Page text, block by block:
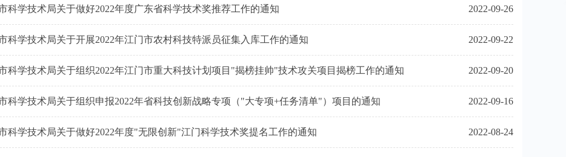
科学技术局关于做好2022年度广东省科学技术奖推荐工作的通知 2022-09-26
科学技术局关于开展2022年江门市农村科技特派员征集入库工作的通知 2022-09-22
科学技术局关于组织2022年江门市重大科技计划项目"揭榜挂帅"技术攻关项目揭榜工作的通知 2022-09-20
科学技术局关于组织申报2022年省科技创新战略专项（"大专项+任务清单"）项目的通知 2022-09-16
科学技术局关于做好2022年度"无限创新"江门科学技术奖提名工作的通知 2022-08-24